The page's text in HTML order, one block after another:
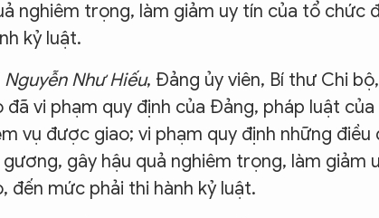
nghiêm trọng, làm giảm uy tín của tổ chức
kỷ luật.
Nguyễn Như Hiếu, Đảng ủy viên, Bí thư Chi
đã vi phạm quy định của Đảng, pháp luật
vụ được giao; vi phạm quy định những
gương, gây hậu quả nghiêm trọng, làm giảm
đến mức phải thi hành kỷ luật.